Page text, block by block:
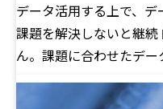
データ活用する上で、
課題を解決しないと継
ん。課題に合わせたデー